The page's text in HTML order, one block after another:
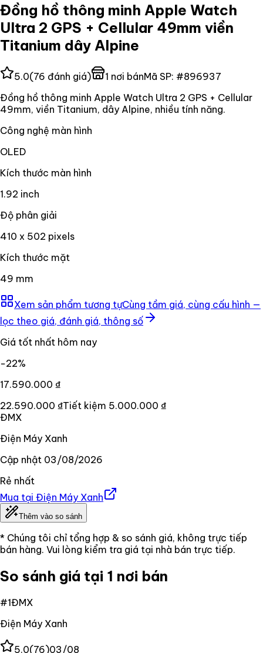
Đồng hồ thông minh Apple Watch
Ultra 2 GPS + Cellular 49mm viền
Titanium dây Alpine
5.0(76 đánh giá) 1 nơi bánMã SP: #896937
Đồng hồ thông minh Apple Watch Ultra 2 GPS + Cellular
49mm, viền Titanium, dây Alpine, nhiều tính năng.
Công nghệ màn hình
OLED
Kích thước màn hình
1.92 inch
Độ phân giải
410 x 502 pixels
Kích thước mặt
49 mm
Xem sản phẩm tương tựCùng tầm giá, cùng cấu hình —
lọc theo giá, đánh giá, thông số
Giá tốt nhất hôm nay
−22%
17.590.000 ₫
22.590.000 ₫Tiết kiệm 5.000.000 ₫
ĐMX
Điện Máy Xanh
Cập nhật 03/08/2026
Rẻ nhất
Mua tại Điện Máy Xanh
Thêm vào so sánh
* Chúng tôi chỉ tổng hợp & so sánh giá, không trực tiếp
bán hàng. Vui lòng kiểm tra giá tại nhà bán trực tiếp.
So sánh giá tại 1 nơi bán
#1ĐMX
Điện Máy Xanh
5.0(76)03/08